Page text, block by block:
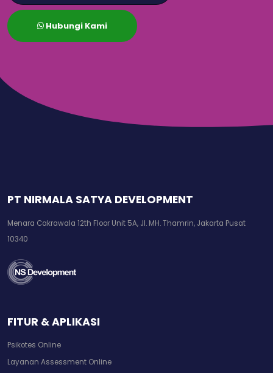
Hubungi Kami
PT NIRMALA SATYA DEVELOPMENT
Menara Cakrawala 12th Floor Unit 5A, Jl. MH. Thamrin, Jakarta Pusat
10340
FITUR & APLIKASI
Psikotes Online
Layanan Assessment Online